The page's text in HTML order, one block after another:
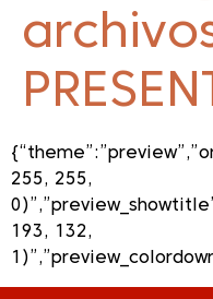
255, 255,
193, 132,